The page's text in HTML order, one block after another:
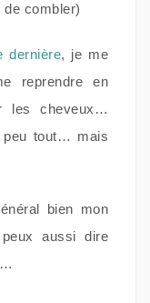
combler)
dernière, je me
reprendre en
les cheveux…
peu tout… mais
bien mon
aussi dire